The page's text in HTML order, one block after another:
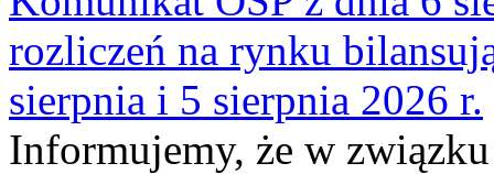
rozliczeń na rynku
sierpnia i 5 sierpnia 2026 r.
Informujemy, że w